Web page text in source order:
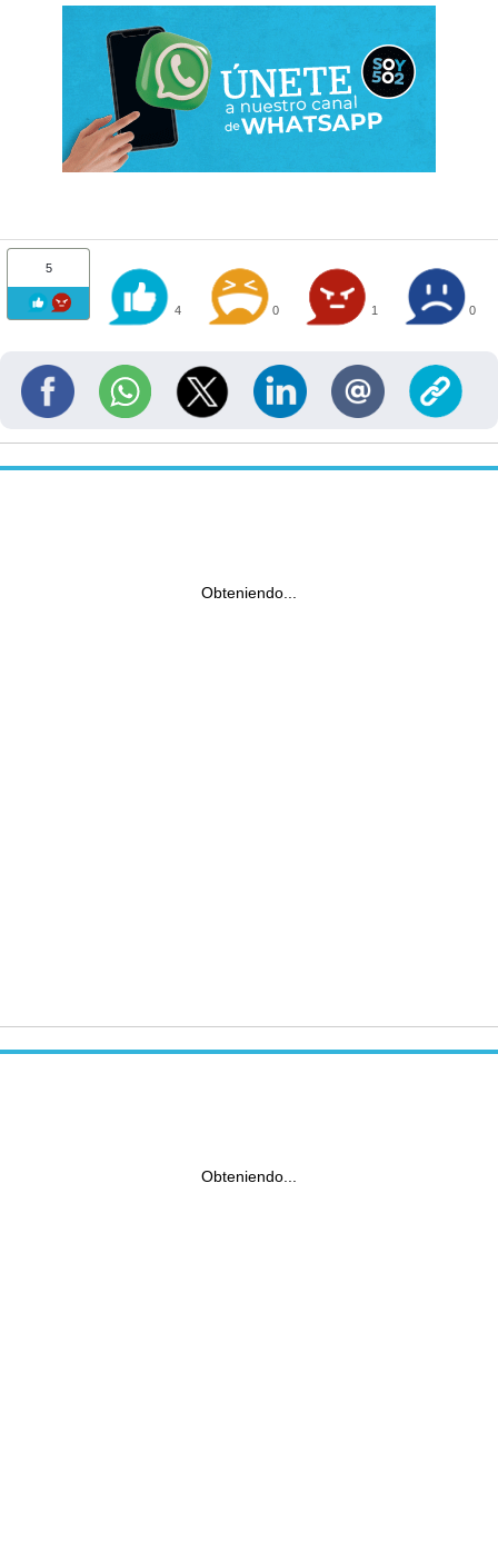
5
4 0 1 0
Obteniendo...
Obteniendo...